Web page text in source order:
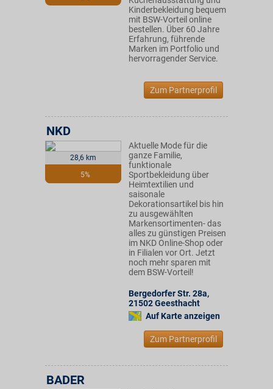
Kinderbekleidung bequem
mit BSW-Vorteil online
bestellen. Über 60 Jahre
Erfahrung, führende
Marken im Portfolio und
hervorragender Service.
Zum Partnerprofil
28,6 km
5%
NKD
Aktuelle Mode für die
ganze Familie,
funktionale
Sportbekleidung über
Heimtextilien und
saisonale
Dekorationsartikel bis hin
zu ausgewählten
Markensortimenten- das
alles zu günstigen Preisen
im NKD Online-Shop oder
in Filialen vor Ort. Jetzt
noch mehr sparen mit
dem BSW-Vorteil!
Bergedorfer Str. 28a,
21502Geesthacht
Auf Karte anzeigen
Zum Partnerprofil
BADER